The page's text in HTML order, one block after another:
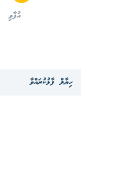
އުފާވި
ހިޔާލް ފާޅުކުރައްވާ